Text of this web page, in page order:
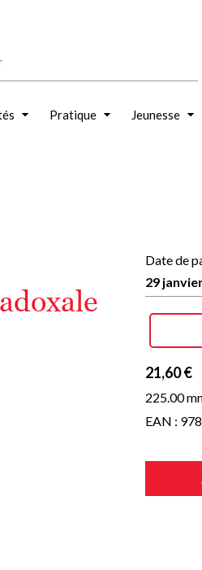
Pratique Jeunesse
Date de
29
21,60 €
225.00
EAN :